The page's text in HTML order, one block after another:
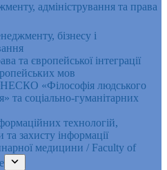
адміністрування та права
бізнесу і
та європейської інтеграції
мов
«Філософія людського
та соціально-гуманітарних
технологій,
та захисту інформації
медицини / Faculty of